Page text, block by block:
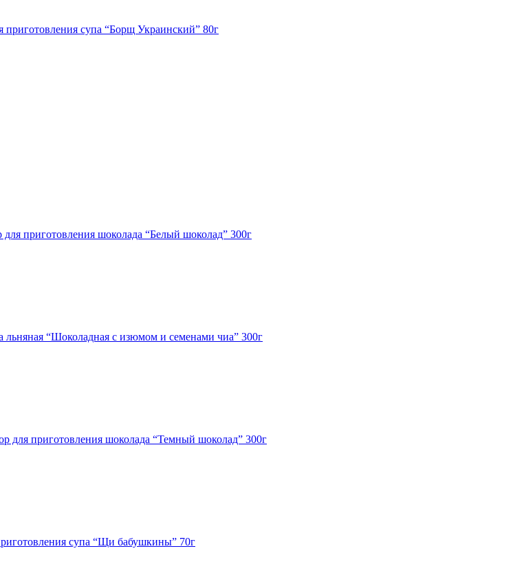
приготовления супа “Борщ Украинский” 80г
для приготовления шоколада “Белый шоколад” 300г
льняная “Шоколадная с изюмом и семенами чиа” 300г
для приготовления шоколада “Темный шоколад” 300г
супа “Щи бабушкины” 70г